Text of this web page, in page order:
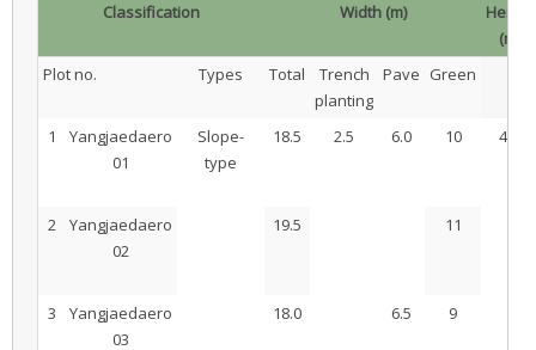
Classification Width (m)
Height
(m)
Plot no.
Types Total
Trench
planting
Pave Green
1
Yangjaedaero
01
Slope-
type
18.5 2.5 6.0 10 4.4
2
Yangjaedaero
02
19.5 11
3
Yangjaedaero
03
18.0 6.5 9